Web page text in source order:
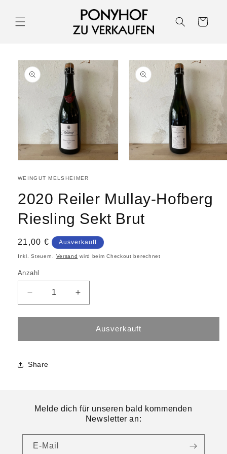
Warenkorb
WEINGUT MELSHEIMER
2020 Reiler Mullay-Hofberg
Riesling Sekt Brut
21,00 € Ausverkauft
Inkl. Steuern. Versand wird beim Checkout berechnet
Anzahl
Ausverkauft
Share
Melde dich für unseren bald kommenden
Newsletter an:
E-Mail